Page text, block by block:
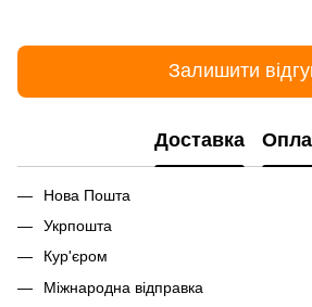
Залишити
Доставка
Нова Пошта
Укрпошта
Кур'єром
Міжнародна відправка